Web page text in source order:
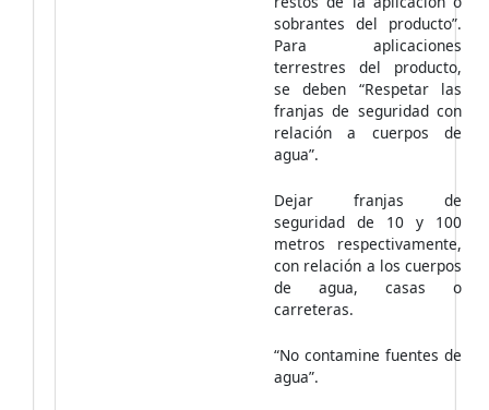
sobrantes del producto”.
Para aplicaciones
terrestres del producto,
se deben “Respetar las
franjas de seguridad con
relación a cuerpos de
agua”.
Dejar franjas de
seguridad de 10 y 100
metros respectivamente,
con relación a los cuerpos
de agua, casas o
carreteras.
“No contamine fuentes de
agua”.